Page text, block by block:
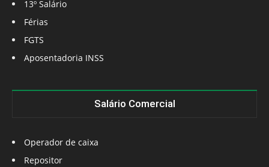
13º Salário
Férias
FGTS
Aposentadoria INSS
Salário Comercial
Operador de caixa
Repositor